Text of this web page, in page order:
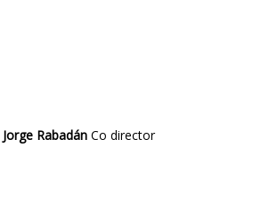
Jorge Rabadán Co director